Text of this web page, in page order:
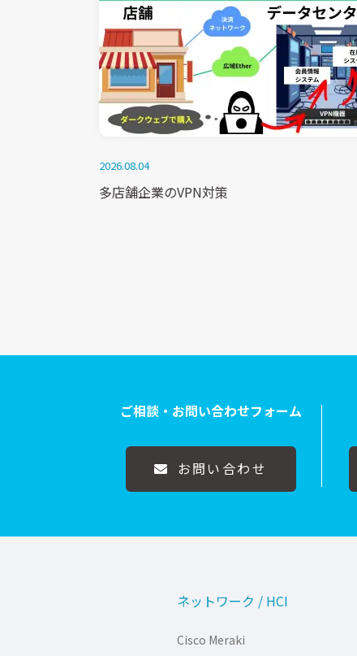
2026.08.04
多店舗企業のVPN対策
ご相談・お問い合わせフォーム
お問い合わせ
ネットワーク / HCI
Cisco Meraki